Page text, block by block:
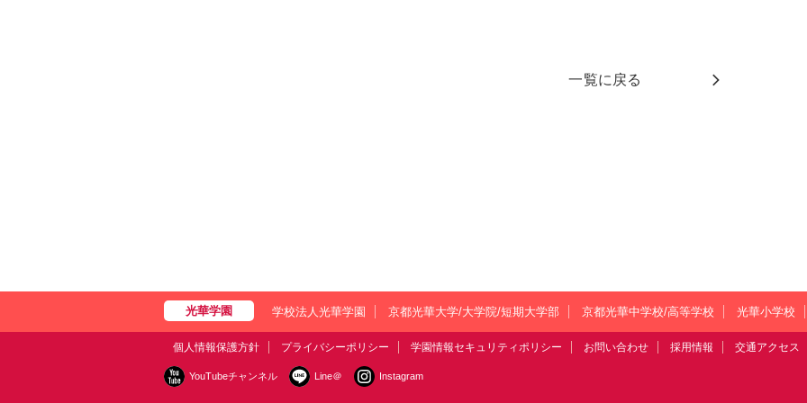
一覧に戻る
学校法人光華学園 京都光華大学/大学院/短期大学部 京都光華中学校/高等学校 光華小学校
個人情報保護方針 プライバシーポリシー 学園情報セキュリティポリシー お問い合わせ 採用情報 交通アクセス
YouTubeチャンネル Line＠ Instagram